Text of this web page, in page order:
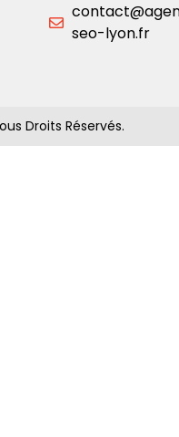
seo-lyon.fr
Droits Réservés.